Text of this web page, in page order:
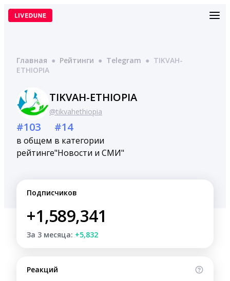
Перейти
Главная ● Рейтинги ● Telegram ● TIKVAH-
ETHIOPIA
TIKVAH-ETHIOPIA
@tikvahethiopia
#103
в общем
рейтинге
#14
в категории
"Новости и СМИ"
Подписчиков
+1,589,341
За 3 месяца: +5,832
Реакций